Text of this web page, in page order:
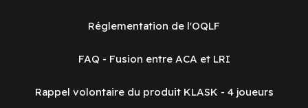
Réglementation de l'OQLF
FAQ - Fusion entre ACA et LRI
Rappel volontaire du produit KLASK - 4 joueurs